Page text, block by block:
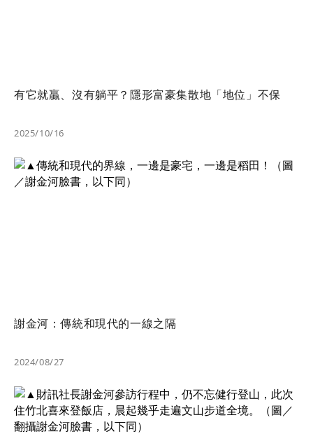
有它就贏、沒有躺平？隱形富豪集散地「地位」不保
2025/10/16
謝金河：傳統和現代的一線之隔
2024/08/27